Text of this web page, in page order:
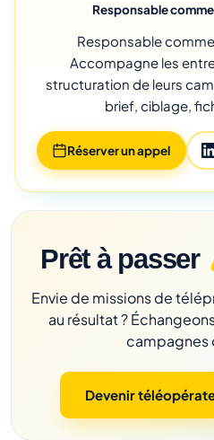
Responsable
Responsable
Accompagne les
structuration de leurs
brief, ciblage,
Réserver un appel
Prêt à passer
Envie de missions de
au résultat ?
campagnes
Devenir